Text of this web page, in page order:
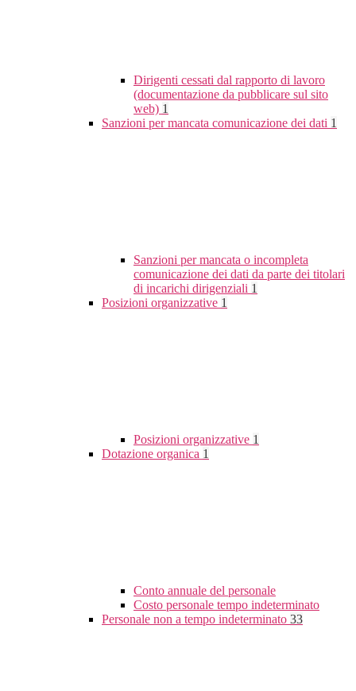
Dirigenti cessati dal rapporto di lavoro
(documentazione da pubblicare sul sito
web) 1
Sanzioni per mancata comunicazione dei dati 1
Sanzioni per mancata o incompleta
comunicazione dei dati da parte dei titolari
di incarichi dirigenziali 1
Posizioni organizzative 1
Posizioni organizzative 1
Dotazione organica 1
Conto annuale del personale
Costo personale tempo indeterminato
Personale non a tempo indeterminato 33